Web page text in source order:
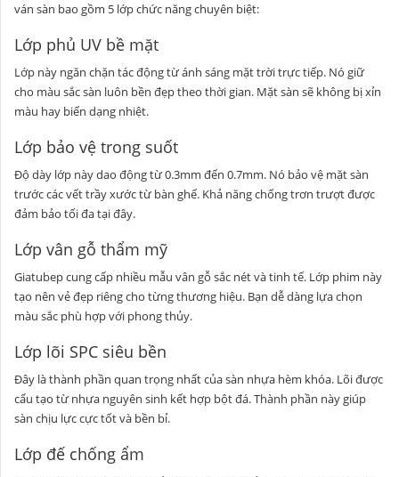
ván sàn bao gồm 5 lớp chức năng chuyên biệt:
Lớp phủ UV bề mặt
Lớp này ngăn chặn tác động từ ánh sáng mặt trời trực tiếp. Nó giữ
cho màu sắc sàn luôn bền đẹp theo thời gian. Mặt sàn sẽ không bị xỉn
màu hay biến dạng nhiệt.
Lớp bảo vệ trong suốt
Độ dày lớp này dao động từ 0.3mm đến 0.7mm. Nó bảo vệ mặt sàn
trước các vết trầy xước từ bàn ghế. Khả năng chống trơn trượt được
đảm bảo tối đa tại đây.
Lớp vân gỗ thẩm mỹ
Giatubep cung cấp nhiều mẫu vân gỗ sắc nét và tinh tế. Lớp phim này
tạo nên vẻ đẹp riêng cho từng thương hiệu. Bạn dễ dàng lựa chọn
màu sắc phù hợp với phong thủy.
Lớp lõi SPC siêu bền
Đây là thành phần quan trọng nhất của sàn nhựa hèm khóa. Lõi được
cấu tạo từ nhựa nguyên sinh kết hợp bột đá. Thành phần này giúp
sàn chịu lực cực tốt và bền bỉ.
Lớp đế chống ẩm